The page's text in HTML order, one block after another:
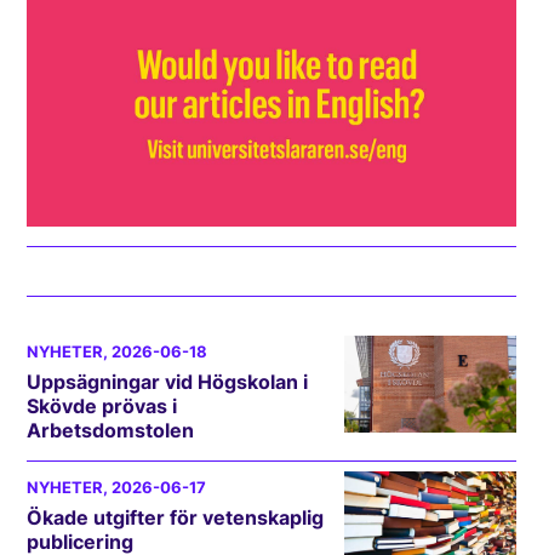
NYHETER, 2026-06-18
Uppsägningar vid Högskolan i
Skövde prövas i
Arbetsdomstolen
NYHETER, 2026-06-17
Ökade utgifter för vetenskaplig
publicering